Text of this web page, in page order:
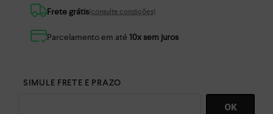
Frete grátis(consulte condições)
Parcelamento em até 10x sem juros